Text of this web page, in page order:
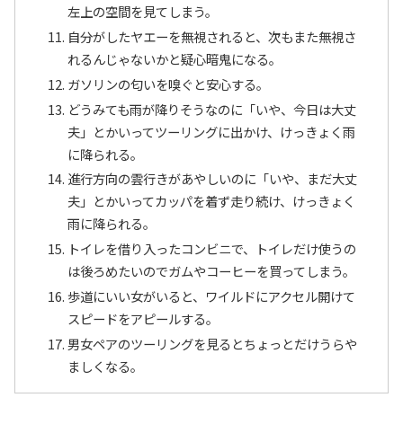
左上の空間を見てしまう。
自分がしたヤエーを無視されると、次もまた無視さ
れるんじゃないかと疑心暗鬼になる。
ガソリンの匂いを嗅ぐと安心する。
どうみても雨が降りそうなのに「いや、今日は大丈
夫」とかいってツーリングに出かけ、けっきょく雨
に降られる。
進行方向の雲行きがあやしいのに「いや、まだ大丈
夫」とかいってカッパを着ず走り続け、けっきょく
雨に降られる。
トイレを借り入ったコンビニで、トイレだけ使うの
は後ろめたいのでガムやコーヒーを買ってしまう。
歩道にいい女がいると、ワイルドにアクセル開けて
スピードをアピールする。
男女ペアのツーリングを見るとちょっとだけうらや
ましくなる。